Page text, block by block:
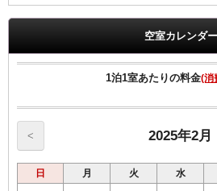
☆Wi-Fi 及び有線LAN環境完備
☆有料VOD（ビデオ・オン・デマンド）
☆館内にコンビニあり
☆シングル11㎡のお部屋のベットサイズは
☆セミダブルとはシングル15㎡の2名様利
■宿泊税のご案内■
大阪府条例により、ご宿泊料金に応じた
空室カレンダー
1泊1室あたりの料金(消
< 2025年2月
日 月 火 水